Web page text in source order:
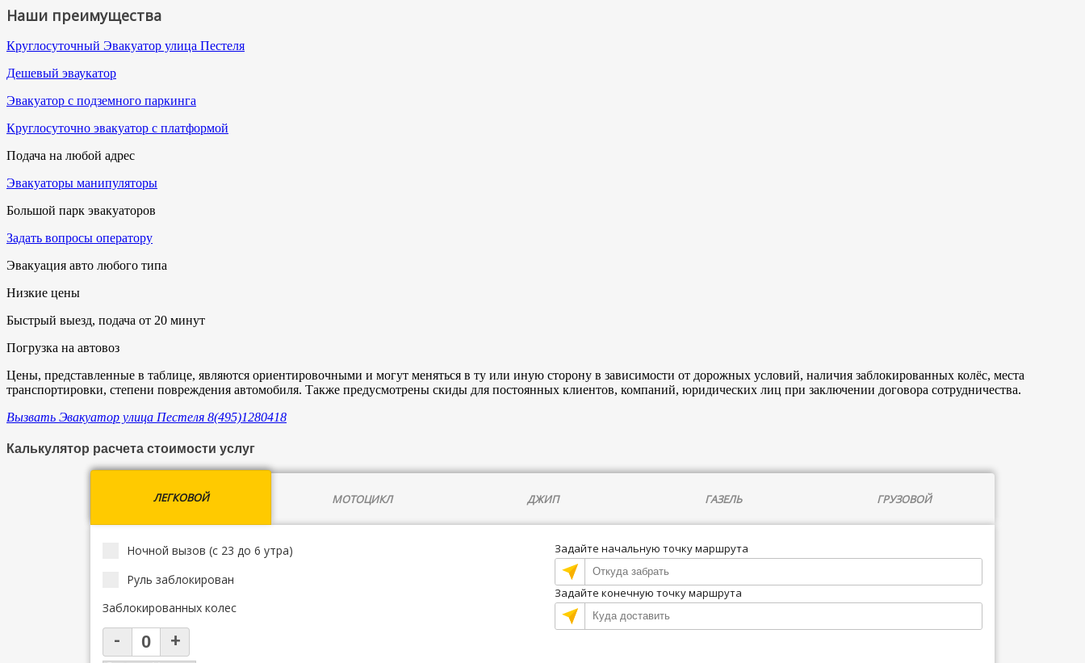
Наши преимущества
Круглосуточный Эвакуатор улица Пестеля
Дешевый эваукатор
Эвакуатор с подземного паркинга
Круглосуточно эвакуатор с платформой
Подача на любой адрес
Эвакуаторы манипуляторы
Большой парк эвакуаторов
Задать вопросы оператору
Эвакуация авто любого типа
Низкие цены
Быстрый выезд, подача от 20 минут
Погрузка на автовоз
Цены, представленные в таблице, являются ориентировочными и могут меняться в ту или иную сторону в зависимости от дорожных условий, наличия заблокированных колёс, места
транспортировки, степени повреждения автомобиля. Также предусмотрены скиды для постоянных клиентов, компаний, юридических лиц при заключении договора сотрудничества.
Вызвать Эвакуатор улица Пестеля 8(495)1280418
Калькулятор расчета стоимости услуг
ЛЕГКОВОЙ МОТОЦИКЛ ДЖИП ГАЗЕЛЬ ГРУЗОВОЙ
Задайте начальную точку маршрута
Задайте конечную точку маршрута
Ночной вызов (с 23 до 6 утра)
Руль заблокирован
Заблокированных колес